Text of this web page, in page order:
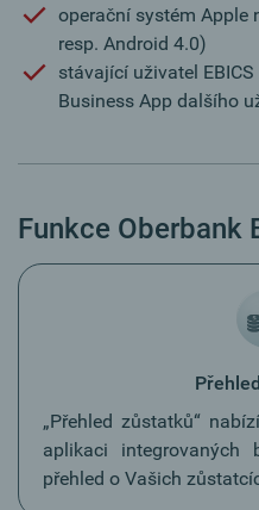
operační systém Apple
resp. Android 4.0)
stávající uživatel
Business App dalšího
Funkce Oberbank
„Přehled zůstatků“
aplikaci integrovaných
přehled o Vašich